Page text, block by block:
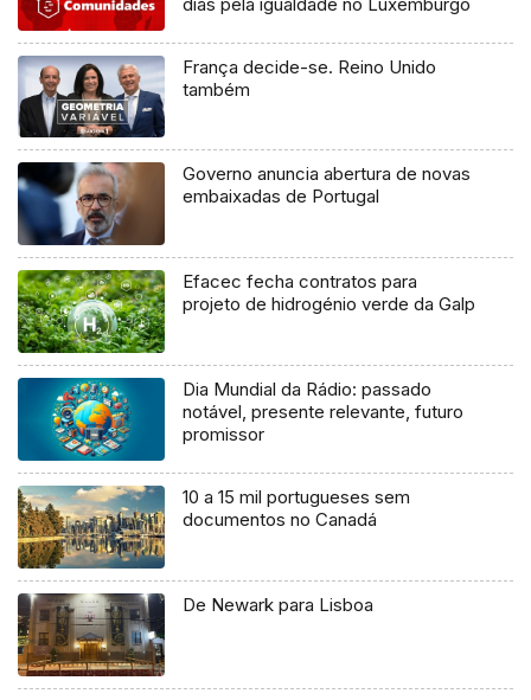
França decide-se. Reino Unido
também
Governo anuncia abertura de novas
embaixadas de Portugal
Efacec fecha contratos para
projeto de hidrogénio verde da Galp
Dia Mundial da Rádio: passado
notável, presente relevante, futuro
promissor
10 a 15 mil portugueses sem
documentos no Canadá
De Newark para Lisboa